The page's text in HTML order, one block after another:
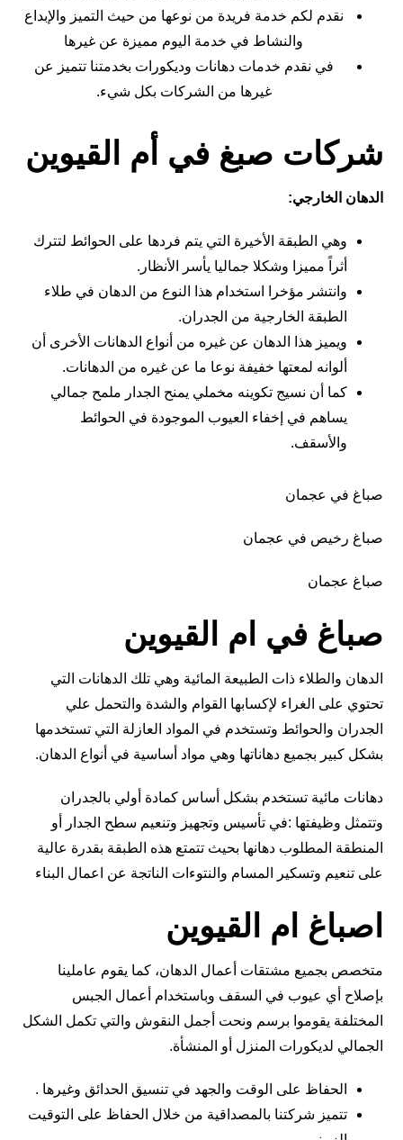
نقدم لكم خدمة فريدة من نوعها من حيث التميز والإبداع
والنشاط في خدمة اليوم مميزة عن غيرها
في نقدم خدمات دهانات وديكورات بخدمتنا تتميز عن
غيرها من الشركات بكل شيء.
شركات صبغ في أم القيوين
الدهان الخارجي:
وهي الطبقة الأخيرة التي يتم فردها على الحوائط لتترك
أثراً مميزا وشكلا جماليا يأسر الأنظار.
وانتشر مؤخرا استخدام هذا النوع من الدهان في طلاء
الطبقة الخارجية من الجدران.
ويميز هذا الدهان عن غيره من أنواع الدهانات الأخرى أن
ألوانه لمعتها خفيفة نوعا ما عن غيره من الدهانات.
كما أن نسيج تكوينه مخملي يمنح الجدار ملمح جمالي
يساهم في إخفاء العيوب الموجودة في الحوائط
والأسقف.
صباغ في عجمان
صباغ رخيص في عجمان
صباغ عجمان
صباغ في ام القيوين
الدهان والطلاء ذات الطبيعة المائية وهي تلك الدهانات التي
تحتوي على الغراء لإكسابها القوام والشدة والتحمل علي
الجدران والحوائط وتستخدم في المواد العازلة التي تستخدمها
بشكل كبير بجميع دهاناتها وهي مواد أساسية في أنواع الدهان.
دهانات مائية تستخدم بشكل أساس كمادة أولي بالجدران
وتتمثل وظيفتها :في تأسيس وتجهيز وتنعيم سطح الجدار أو
المنطقة المطلوب دهانها بحيث تتمتع هذه الطبقة بقدرة عالية
على تنعيم وتسكير المسام والنتوءات الناتجة عن اعمال البناء
اصباغ ام القيوين
متخصص بجميع مشتقات أعمال الدهان، كما يقوم عاملينا
بإصلاح أي عيوب في السقف وباستخدام أعمال الجبس
المختلفة يقوموا برسم ونحت أجمل النقوش والتي تكمل الشكل
الجمالي لديكورات المنزل أو المنشأة.
الحفاظ على الوقت والجهد في تنسيق الحدائق وغيرها .
تتميز شركتنا بالمصداقية من خلال الحفاظ على التوقيت